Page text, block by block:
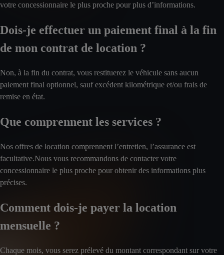
votre concessionnaire le plus proche pour plus d’informations.
Dois-je effectuer un paiement final à la fin
de mon contrat de location ?
Non, à la fin du contrat, vous restituerez le véhicule sans aucun
paiement final optionnel, sauf excédent kilométrique et/ou frais de
remise en état.
Que comprennent les services ?
Nos offres de location comprennent l’entretien, l’assurance est
facultative.Nous vous recommandons de contacter votre
concessionnaire le plus proche pour obtenir des informations plus
précises.
Comment dois-je payer la location
mensuelle ?
Chaque mois, vous serez prélevé du montant correspondant sur votre